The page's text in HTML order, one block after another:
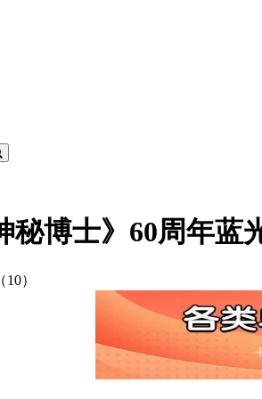
秘博士》60周年蓝
）